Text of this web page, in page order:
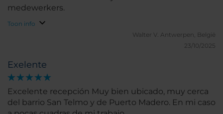
medewerkers.
Toon info
Walter V. Antwerpen, België
23/10/2025
Exelente
Excelente recepción Muy bien ubicado, muy cerca
del barrio San Telmo y de Puerto Madero. En mi caso